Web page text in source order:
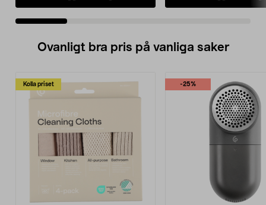
Ovanligt bra pris på vanliga saker
Kolla priset -25%